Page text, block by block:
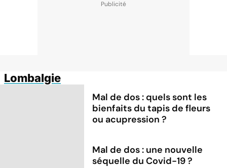
Lombalgie
Mal de dos : quels sont les
bienfaits du tapis de fleurs
ou acupression ?
Mal de dos : une nouvelle
séquelle du Covid-19 ?